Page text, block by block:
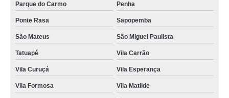
Parque do Carmo Penha
Ponte Rasa Sapopemba
São Mateus São Miguel Paulista
Tatuapé Vila Carrão
Vila Curuçá Vila Esperança
Vila Formosa Vila Matilde